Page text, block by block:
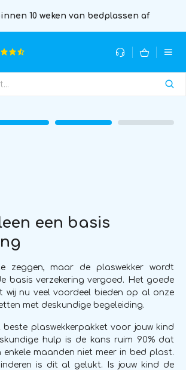
10 weken van bedplassen af
een basis
zeggen, maar de plaswekker wordt
basis verzekering vergoed. Het goede
wij nu veel voordeel bieden op al onze
met deskundige begeleiding.
beste plaswekkerpakket voor jouw kind
hulp is de kans ruim 90% dat
enkele maanden niet meer in bed plast.
kinderen is dit al gelukt. Is jouw kind de